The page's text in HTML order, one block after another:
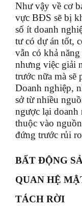
Như vậy về cơ
vực BĐS sẽ bị
số ít doanh
tư có dự án tốt,
vẫn có khả
nhưng việc giải
trước nữa mà sẽ
Doanh nghiệp,
sở từ nhiều
ngược lại doanh
thuộc vào
đứng trước rủi
BẤT ĐỘNG
QUAN HỆ
TÁCH RỜI